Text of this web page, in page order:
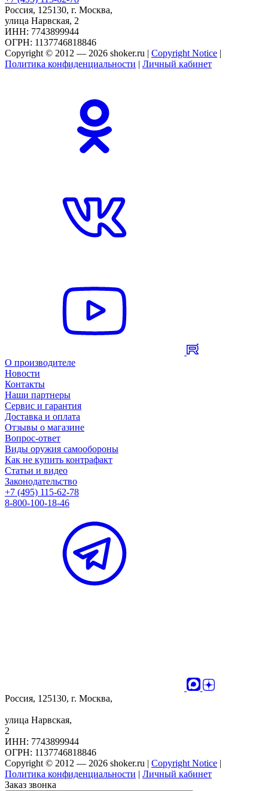
Россия, 125130, г. Москва,
улица Нарвская, 2
ИНН: 7743899944
ОГРН: 1137746818846
Copyright © 2012 — 2026 shoker.ru | Copyright Notice |
Политика конфиденциальности | Личный кабинет
О производителе
Новости
Контакты
Наши партнеры
Сервис и гарантия
Доставка и оплата
Отзывы о магазине
Вопрос-ответ
Виды оружия самообороны
Как не купить контрафакт
Статьи и видео
Законодательство
+7 (495) 115-62-78
8-800-100-18-46
Россия, 125130, г. Москва,
улица Нарвская,
2
ИНН: 7743899944
ОГРН: 1137746818846
Copyright © 2012 — 2026 shoker.ru | Copyright Notice |
Политика конфиденциальности | Личный кабинет
Заказ звонка